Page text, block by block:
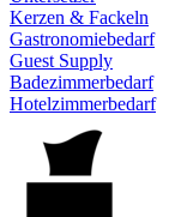
Kerzen & Fackeln
Gastronomiebedarf
Guest Supply
Badezimmerbedarf
Hotelzimmerbedarf